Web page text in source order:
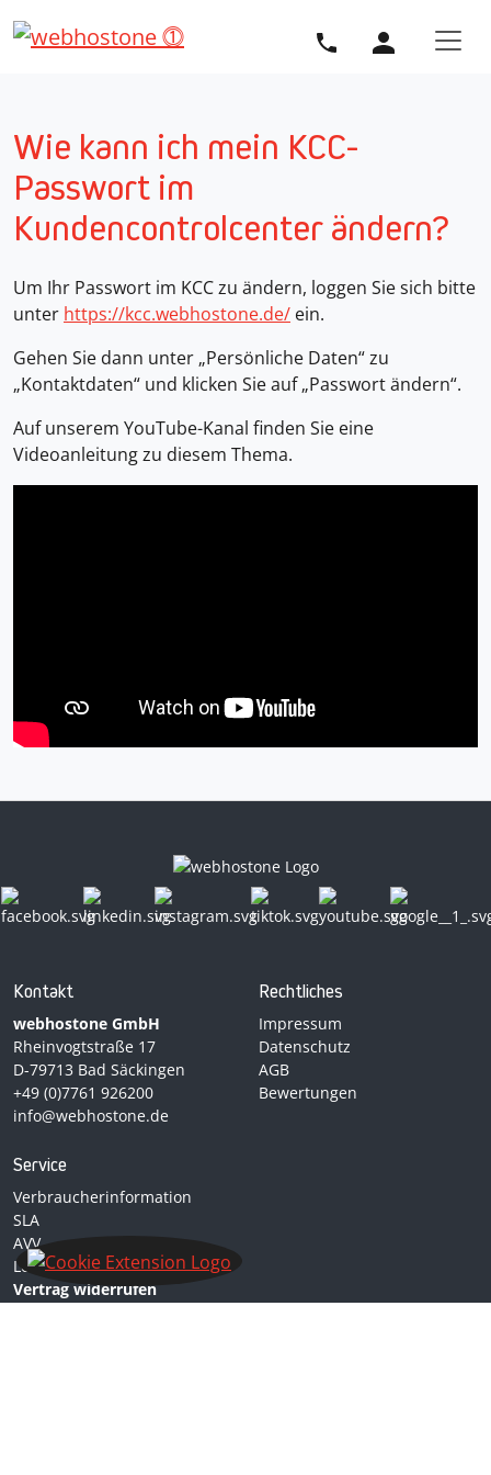
Wie kann ich mein KCC-
Passwort im
Kundencontrolcenter ändern?
Um Ihr Passwort im KCC zu ändern, loggen Sie sich bitte
unter https://kcc.webhostone.de/ ein.
Gehen Sie dann unter „Persönliche Daten“ zu
„Kontaktdaten“ und klicken Sie auf „Passwort ändern“.
Auf unserem YouTube-Kanal finden Sie eine
Videoanleitung zu diesem Thema.
Kontakt
webhostone GmbH
Rheinvogtstraße 17
D-79713 Bad Säckingen
+49 (0)7761 926200
info@webhostone.de
Rechtliches
Impressum
Datenschutz
AGB
Bewertungen
Service
Verbraucherinformation
SLA
AVV
Leistungen kündigen
Vertrag widerrufen